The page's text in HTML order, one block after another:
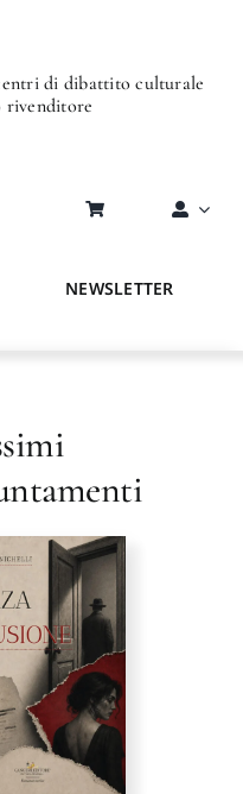
di dibattito culturale
rivenditore
NEWSLETTER